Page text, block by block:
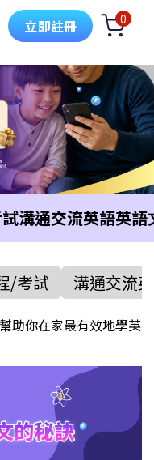
立即註冊 0
溝通交流英語英語
/考試 溝通交流
助你在家最有效地學英